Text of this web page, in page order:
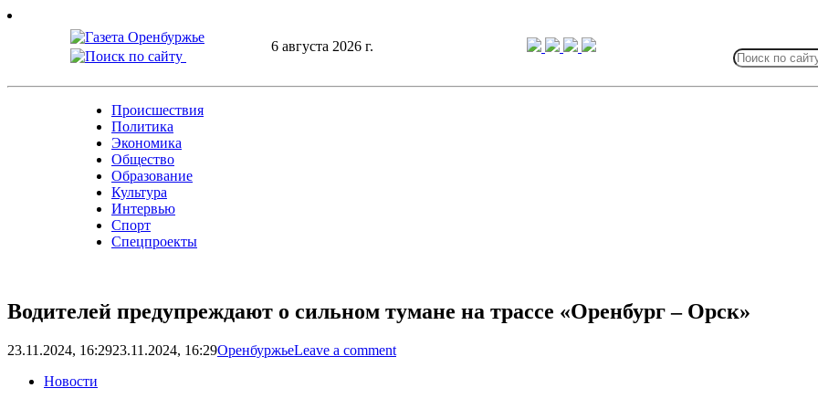
Skip
6 августа 2026 г.
for:
Происшествия
Политика
Экономика
Общество
Образование
Культура
Интервью
Спорт
Спецпроекты
Водителей предупреждают о сильном тумане на трассе «Оренбург – Орск»
23.11.2024, 16:2923.11.2024, 16:29ОренбуржьеLeave a comment
Новости